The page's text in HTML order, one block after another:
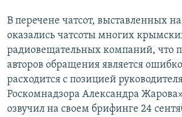
В перечене чатсот, выставленных
оказались чатсоты многих
радиовещательных компаний, что
авторов обращения является
расходится с позицией
Роскомнадзора Александра
озвучил на своем брифинге 24